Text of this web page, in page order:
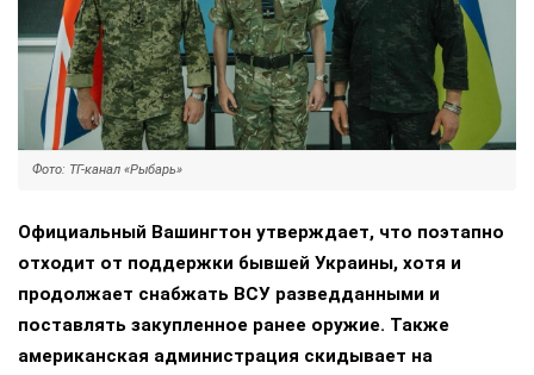
Фото: ТГ-канал «Рыбарь»
Официальный Вашингтон утверждает, что поэтапно
отходит от поддержки бывшей Украины, хотя и
продолжает снабжать ВСУ разведданными и
поставлять закупленное ранее оружие. Также
американская администрация скидывает на